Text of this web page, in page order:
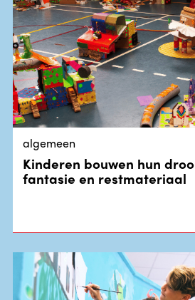
algemeen
Kinderen bouwen hun
fantasie en restmateriaal